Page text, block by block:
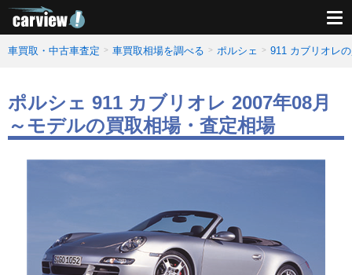
車買取・中古車査定 車買取相場を調べる ポルシェ 911 カブリオレ
ポルシェ 911 カブリオレ 2007年08月
～モデルの買取相場・査定相場